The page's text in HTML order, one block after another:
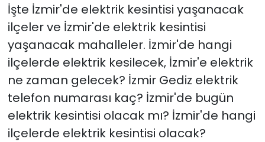
İşte İzmir'de elektrik kesintisi yaşanacak
ilçeler ve İzmir'de elektrik kesintisi
yaşanacak mahalleler. İzmir'de hangi
ilçelerde elektrik kesilecek, İzmir'e elektrik
ne zaman gelecek? İzmir Gediz elektrik
telefon numarası kaç? İzmir'de bugün
elektrik kesintisi olacak mı? İzmir'de hangi
ilçelerde elektrik kesintisi olacak?